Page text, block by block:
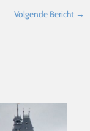
Volgende Bericht →